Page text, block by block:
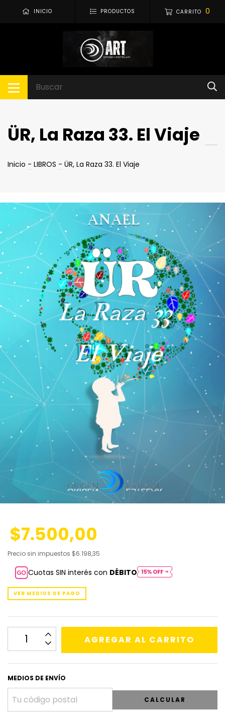
INICIO PRODUCTOS CARRITO 0
ÜR, La Raza 33. El Viaje
Inicio - LIBROS - ÜR, La Raza 33. El Viaje
$7.500,00
Precio sin impuestos $6.198,35
Cuotas SIN interés con DÉBITO
VER MEDIOS DE PAGO
MEDIOS DE ENVÍO
CALCULAR